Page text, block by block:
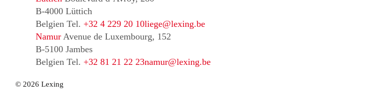
B-4000 Lüttich
Belgien Tel. +32 4 229 20 10liege@lexing.be
Namur Avenue de Luxembourg, 152
B-5100 Jambes
Belgien Tel. +32 81 21 22 23namur@lexing.be
© 2026 Lexing